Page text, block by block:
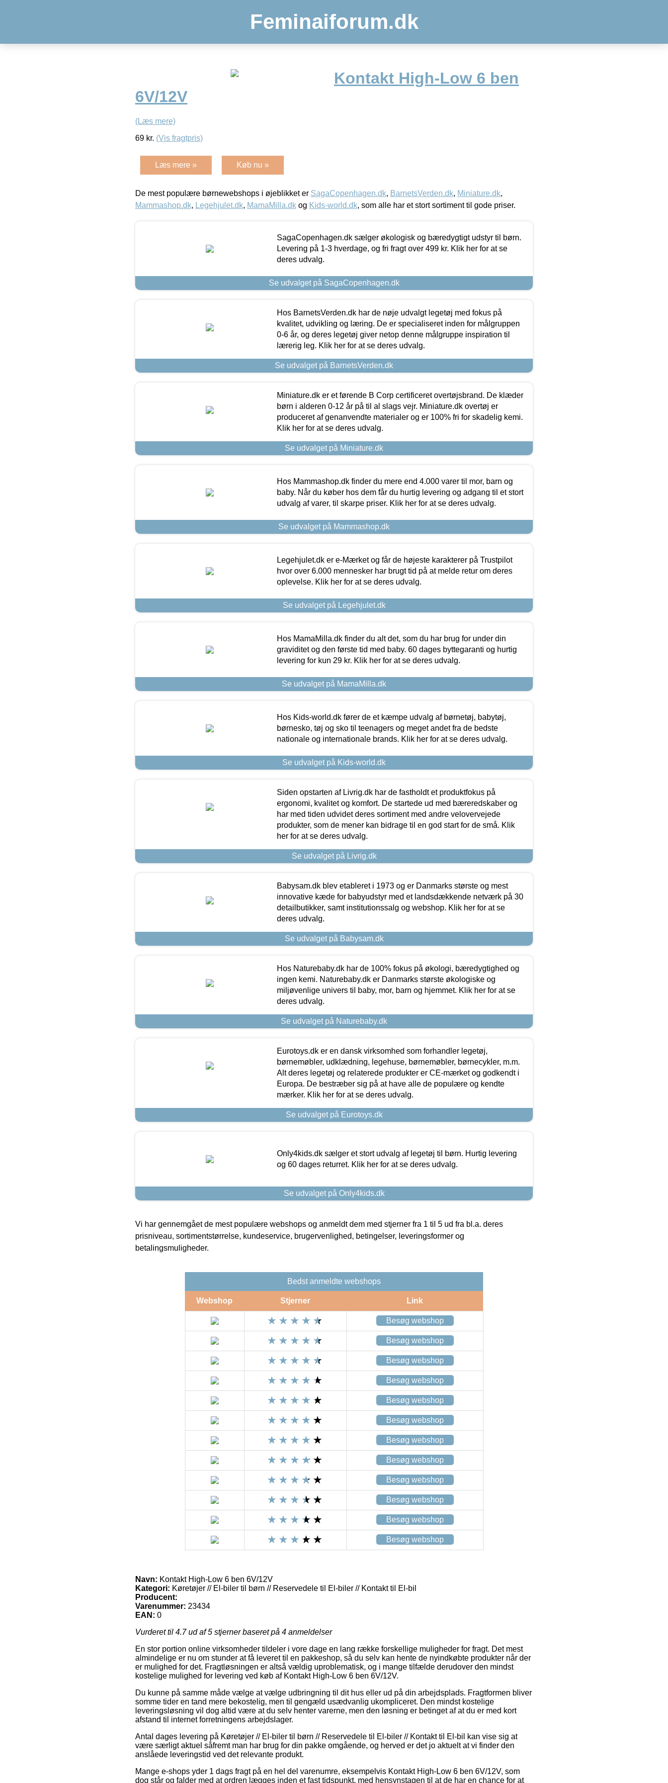
Feminaiforum.dk
Kontakt High-Low 6 ben
6V/12V
(Læs mere)
69 kr. (Vis fragtpris)
Læs mere » Køb nu »
De mest populære børnewebshops i øjeblikket er SagaCopenhagen.dk, BarnetsVerden.dk, Miniature.dk,
Mammashop.dk, Legehjulet.dk, MamaMilla.dk og Kids-world.dk, som alle har et stort sortiment til gode priser.
SagaCopenhagen.dk sælger økologisk og bæredygtigt udstyr til børn.
Levering på 1-3 hverdage, og fri fragt over 499 kr. Klik her for at se
deres udvalg.
Se udvalget på SagaCopenhagen.dk
Hos BarnetsVerden.dk har de nøje udvalgt legetøj med fokus på
kvalitet, udvikling og læring. De er specialiseret inden for målgruppen
0-6 år, og deres legetøj giver netop denne målgruppe inspiration til
lærerig leg. Klik her for at se deres udvalg.
Se udvalget på BarnetsVerden.dk
Miniature.dk er et førende B Corp certificeret overtøjsbrand. De klæder
børn i alderen 0-12 år på til al slags vejr. Miniature.dk overtøj er
produceret af genanvendte materialer og er 100% fri for skadelig kemi.
Klik her for at se deres udvalg.
Se udvalget på Miniature.dk
Hos Mammashop.dk finder du mere end 4.000 varer til mor, barn og
baby. Når du køber hos dem får du hurtig levering og adgang til et stort
udvalg af varer, til skarpe priser. Klik her for at se deres udvalg.
Se udvalget på Mammashop.dk
Legehjulet.dk er e-Mærket og får de højeste karakterer på Trustpilot
hvor over 6.000 mennesker har brugt tid på at melde retur om deres
oplevelse. Klik her for at se deres udvalg.
Se udvalget på Legehjulet.dk
Hos MamaMilla.dk finder du alt det, som du har brug for under din
graviditet og den første tid med baby. 60 dages byttegaranti og hurtig
levering for kun 29 kr. Klik her for at se deres udvalg.
Se udvalget på MamaMilla.dk
Hos Kids-world.dk fører de et kæmpe udvalg af børnetøj, babytøj,
børnesko, tøj og sko til teenagers og meget andet fra de bedste
nationale og internationale brands. Klik her for at se deres udvalg.
Se udvalget på Kids-world.dk
Siden opstarten af Livrig.dk har de fastholdt et produktfokus på
ergonomi, kvalitet og komfort. De startede ud med bæreredskaber og
har med tiden udvidet deres sortiment med andre velovervejede
produkter, som de mener kan bidrage til en god start for de små. Klik
her for at se deres udvalg.
Se udvalget på Livrig.dk
Babysam.dk blev etableret i 1973 og er Danmarks største og mest
innovative kæde for babyudstyr med et landsdækkende netværk på 30
detailbutikker, samt institutionssalg og webshop. Klik her for at se
deres udvalg.
Se udvalget på Babysam.dk
Hos Naturebaby.dk har de 100% fokus på økologi, bæredygtighed og
ingen kemi. Naturebaby.dk er Danmarks største økologiske og
miljøvenlige univers til baby, mor, barn og hjemmet. Klik her for at se
deres udvalg.
Se udvalget på Naturebaby.dk
Eurotoys.dk er en dansk virksomhed som forhandler legetøj,
børnemøbler, udklædning, legehuse, børnemøbler, børnecykler, m.m.
Alt deres legetøj og relaterede produkter er CE-mærket og godkendt i
Europa. De bestræber sig på at have alle de populære og kendte
mærker. Klik her for at se deres udvalg.
Se udvalget på Eurotoys.dk
Only4kids.dk sælger et stort udvalg af legetøj til børn. Hurtig levering
og 60 dages returret. Klik her for at se deres udvalg.
Se udvalget på Only4kids.dk
Vi har gennemgået de mest populære webshops og anmeldt dem med stjerner fra 1 til 5 ud fra bl.a. deres
prisniveau, sortimentstørrelse, kundeservice, brugervenlighed, betingelser, leveringsformer og
betalingsmuligheder.
Bedst anmeldte webshops
Webshop Stjerner Link
Besøg webshop
Besøg webshop
Besøg webshop
Besøg webshop
Besøg webshop
Besøg webshop
Besøg webshop
Besøg webshop
Besøg webshop
Besøg webshop
Besøg webshop
Besøg webshop
Navn: Kontakt High-Low 6 ben 6V/12V
Kategori: Køretøjer // El-biler til børn // Reservedele til El-biler // Kontakt til El-bil
Producent:
Varenummer: 23434
EAN: 0
Vurderet til 4.7ud af 5 stjerner baseret på 4 anmeldelser
En stor portion online virksomheder tildeler i vore dage en lang række forskellige muligheder for fragt. Det mest
almindelige er nu om stunder at få leveret til en pakkeshop, så du selv kan hente de nyindkøbte produkter når der
er mulighed for det. Fragtløsningen er altså vældig uproblematisk, og i mange tilfælde derudover den mindst
kostelige mulighed for levering ved køb af Kontakt High-Low 6 ben 6V/12V.
Du kunne på samme måde vælge at vælge udbringning til dit hus eller ud på din arbejdsplads. Fragtformen bliver
somme tider en tand mere bekostelig, men til gengæld usædvanlig ukompliceret. Den mindst kostelige
leveringsløsning vil dog altid være at du selv henter varerne, men den løsning er betinget af at du er med kort
afstand til internet forretningens arbejdslager.
Antal dages levering på Køretøjer // El-biler til børn // Reservedele til El-biler // Kontakt til El-bil kan vise sig at
være særligt aktuel såfremt man har brug for din pakke omgående, og herved er det jo aktuelt at vi finder den
anslåede leveringstid ved det relevante produkt.
Mange e-shops yder 1 dags fragt på en hel del varenumre, eksempelvis Kontakt High-Low 6 ben 6V/12V, som
dog står og falder med at ordren lægges inden et fast tidspunkt, med hensynstagen til at de har en chance for at